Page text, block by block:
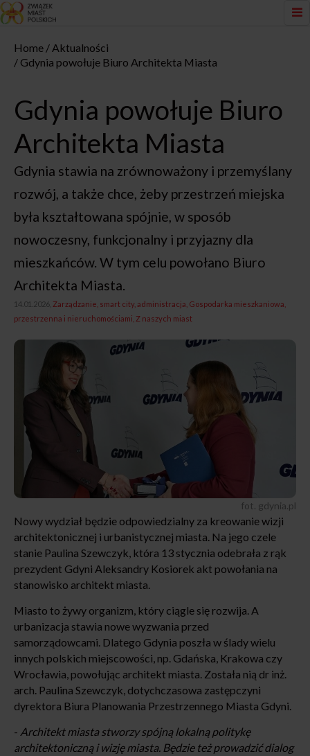
Home
Aktualności
Gdynia powołuje Biuro Architekta Miasta
Gdynia powołuje Biuro
Architekta Miasta
Gdynia stawia na zrównoważony i przemyślany
rozwój, a także chce, żeby przestrzeń miejska
była kształtowana spójnie, w sposób
nowoczesny, funkcjonalny i przyjazny dla
mieszkańców. W tym celu powołano Biuro
Architekta Miasta.
14.01.2026, Zarządzanie, smart city, administracja Gospodarka mieszkaniowa,
przestrzenna i nieruchomościami Z naszych miast
fot. gdynia.pl
Nowy wydział będzie odpowiedzialny za kreowanie wizji
architektonicznej i urbanistycznej miasta. Na jego czele
stanie Paulina Szewczyk, która 13 stycznia odebrała z rąk
prezydent Gdyni Aleksandry Kosiorek akt powołania na
stanowisko architekt miasta.
Miasto to żywy organizm, który ciągle się rozwija. A
urbanizacja stawia nowe wyzwania przed
samorządowcami. Dlatego Gdynia poszła w ślady wielu
innych polskich miejscowości, np. Gdańska, Krakowa czy
Wrocławia, powołując architekt miasta. Została nią dr inż.
arch. Paulina Szewczyk, dotychczasowa zastępczyni
dyrektora Biura Planowania Przestrzennego Miasta Gdyni.
- Architekt miasta stworzy spójną lokalną politykę
architektoniczną i wizję miasta. Będzie też prowadzić dialog